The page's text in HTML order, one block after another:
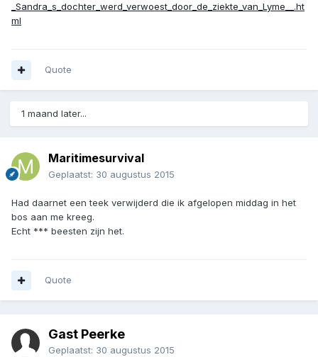
_Sandra_s_dochter_werd_verwoest_door_de_ziekte_van_Lyme__.ht
ml
Quote
1 maand later...
Maritimesurvival
Geplaatst: 30 augustus 2015
Had daarnet een teek verwijderd die ik afgelopen middag in het
bos aan me kreeg.
Echt *** beesten zijn het.
Quote
Gast Peerke
Geplaatst: 30 augustus 2015